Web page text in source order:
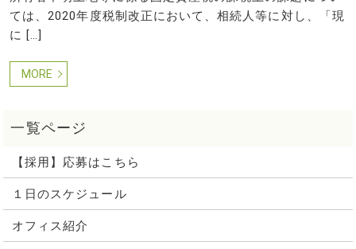
ては、2020年度税制改正において、相続人等に対し、「現
に […]
MORE
【採用】応募はこちら
１日のスケジュール
オフィス紹介